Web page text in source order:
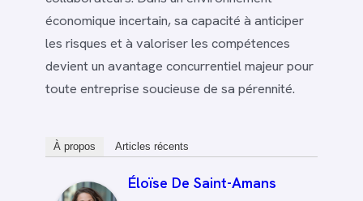
économique incertain, sa capacité à anticiper
les risques et à valoriser les compétences
devient un avantage concurrentiel majeur pour
toute entreprise soucieuse de sa pérennité.
À propos Articles récents
Éloïse De Saint-Amans